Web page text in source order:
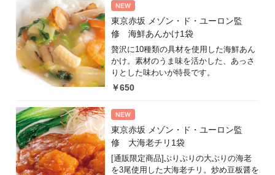
東京赤坂 メゾン・ド・ユーロン監
修 海鮮あんかけ1袋
贅沢に10種類の具材を使用した海鮮あん
かけ。素材のうま味を活かした、あっさ
りとした味わいが特長です。
￥650
東京赤坂 メゾン・ド・ユーロン監
修 大海老チリ1袋
[通販限定商品]ぷりぷりの大ぶりの海老
を3尾使用した大海老チリ。炒め豆板醤を